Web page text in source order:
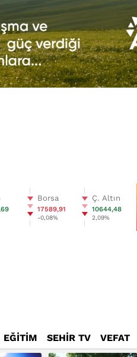
Borsa
17589,91
-0,08%
Ç. Altın
10644,48
2,09%
EĞİTİM SEHİR TV VEFAT